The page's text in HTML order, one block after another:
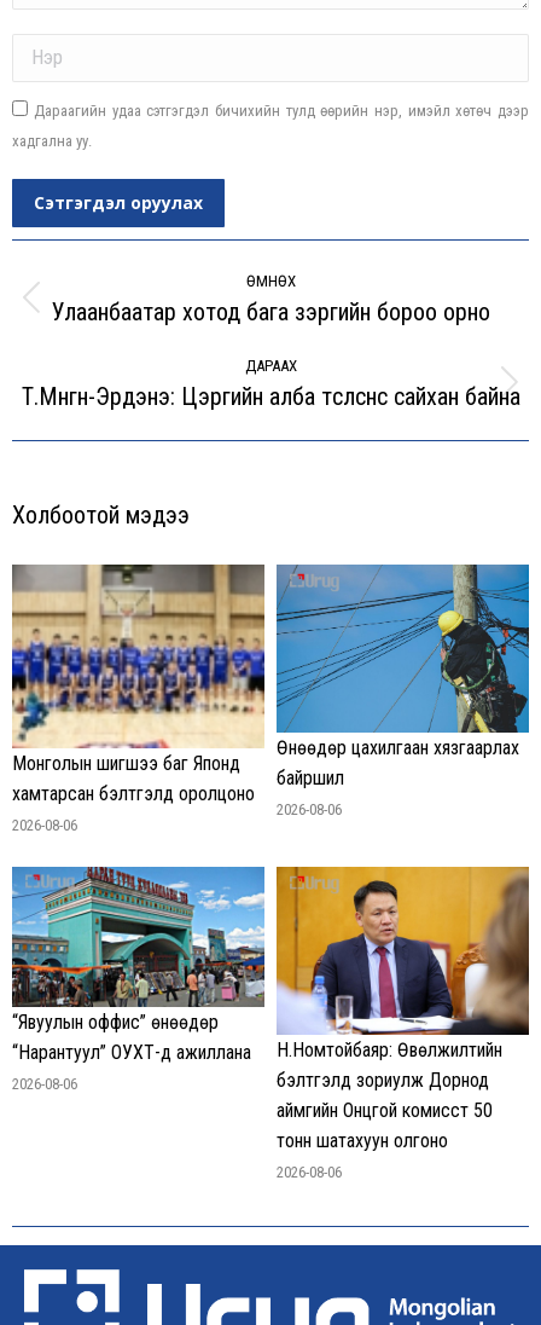
Дараагийн удаа сэтгэгдэл бичихийн тулд өөрийн нэр, имэйл хөтөч дээр
хадгална уу.
Сэтгэгдэл оруулах
navigation
ӨМНӨХ
Previous
Улаанбаатар хотод бага зэргийн бороо орно
ДАРААХ
Next
Т.Мөнгөн-Эрдэнэ: Цэргийн алба төсөөлснөөс сайхан байна
Холбоотой мэдээ
Монголын шигшээ баг Японд
хамтарсан бэлтгэлд оролцоно
2026-08-06
Өнөөдөр цахилгаан хязгаарлах
байршил
2026-08-06
“Явуулын оффис” өнөөдөр
“Нарантуул” ОУХТ-д ажиллана
2026-08-06
Н.Номтойбаяр: Өвөлжилтийн
бэлтгэлд зориулж Дорнод
аймгийн Онцгой комисст 50
тонн шатахуун олгоно
2026-08-06